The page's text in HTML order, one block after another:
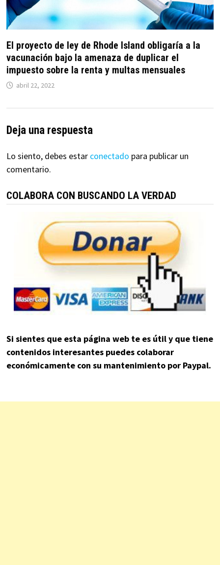
El proyecto de ley de Rhode Island obligaría a la
vacunación bajo la amenaza de duplicar el
impuesto sobre la renta y multas mensuales
abril 22, 2022
Deja una respuesta
Lo siento, debes estar conectado para publicar un
comentario.
COLABORA CON BUSCANDO LA VERDAD
Si sientes que esta página web te es útil y que tiene
contenidos interesantes puedes colaborar
económicamente con su mantenimiento por Paypal.